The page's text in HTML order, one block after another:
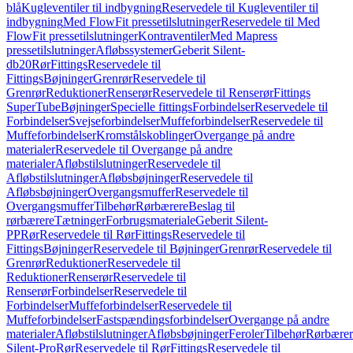
blåKugleventiler til indbygningReservedele til Kugleventiler til
indbygningMed FlowFit pressetilslutningerReservedele til Med
FlowFit pressetilslutningerKontraventilerMed Mapress
pressetilslutningerAfløbssystemerGeberit Silent-
db20RørFittingsReservedele til
FittingsBøjningerGrenrørReservedele til
GrenrørReduktionerRenserørReservedele til RenserørFittings
SuperTubeBøjningerSpecielle fittingsForbindelserReservedele til
ForbindelserSvejseforbindelserMuffeforbindelserReservedele til
MuffeforbindelserKromstålskoblingerOvergange på andre
materialerReservedele til Overgange på andre
materialerAfløbstilslutningerReservedele til
AfløbstilslutningerAfløbsbøjningerReservedele til
AfløbsbøjningerOvergangsmufferReservedele til
OvergangsmufferTilbehørRørbærereBeslag til
rørbærereTætningerForbrugsmaterialeGeberit Silent-
PPRørReservedele til RørFittingsReservedele til
FittingsBøjningerReservedele til BøjningerGrenrørReservedele til
GrenrørReduktionerReservedele til
ReduktionerRenserørReservedele til
RenserørForbindelserReservedele til
ForbindelserMuffeforbindelserReservedele til
MuffeforbindelserFastspændingsforbindelserOvergange på andre
materialerAfløbstilslutningerAfløbsbøjningerFerolerTilbehør
Silent-ProRørReservedele til RørFittingsReservedele til